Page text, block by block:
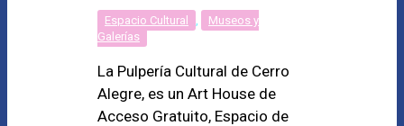
Espacio Cultural
Museos y
Galerías
La Pulpería Cultural de Cerro
Alegre, es un Art House de
Acceso Gratuito, Espacio de